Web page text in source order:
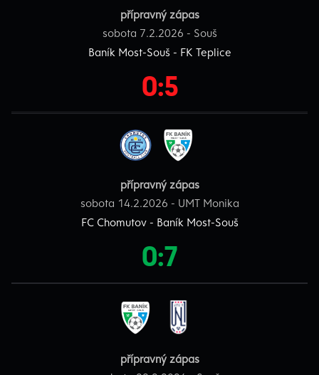
přípravný zápas
sobota 7.2.2026 - Souš
Baník Most-Souš - FK Teplice
0:5
přípravný zápas
sobota 14.2.2026 - UMT Monika
FC Chomutov - Baník Most-Souš
0:7
přípravný zápas